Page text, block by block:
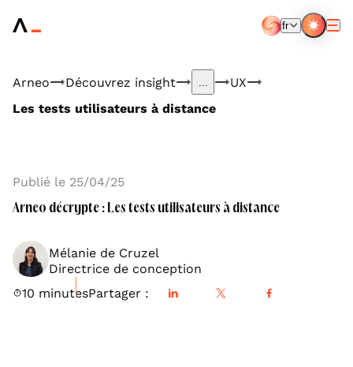
au
fr
Arneo Découvrez insight
UX
Les tests utilisateurs à distance
Publié le 25/04/25
Arneo décrypte : Les tests utilisateurs à distance
Mélanie de Cruzel
Directrice de conception
10 minutesPartager :